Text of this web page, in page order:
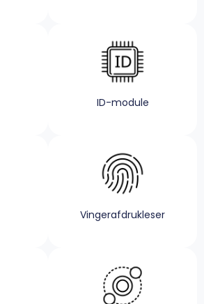
ID-module
Vingerafdrukleser